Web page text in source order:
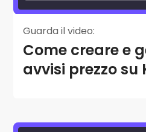
Guarda il video:
Come creare e
avvisi prezzo